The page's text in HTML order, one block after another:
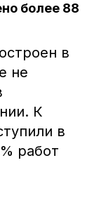
более 88
в
не
К
в
работ